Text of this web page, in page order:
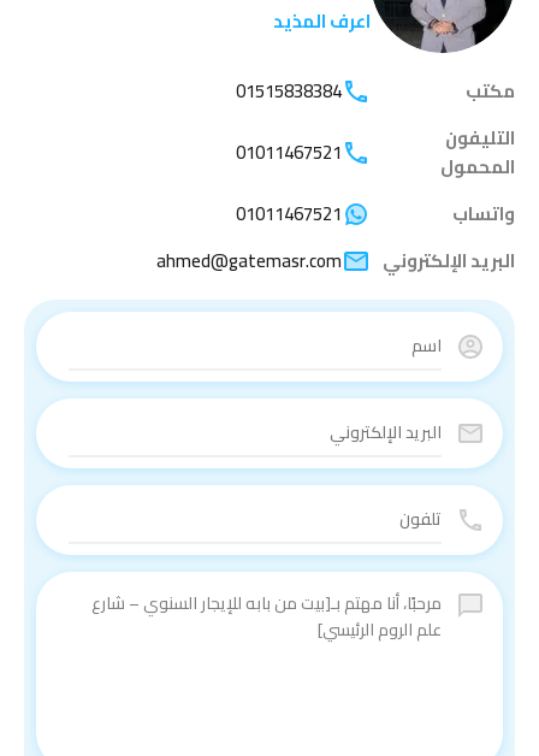
اعرف المذيد
مكتب
01515838384
التليفون
المحمول
01011467521
واتساب
01011467521
البريد الإلكتروني
ahmed@gatemasr.com